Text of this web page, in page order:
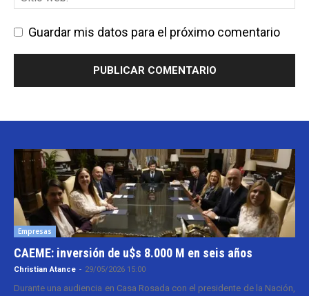
Guardar mis datos para el próximo comentario
Empresas
CAEME: inversión de u$s 8.000 M en seis años
Christian Atance - 29/05/2026 15:00
Durante una audiencia en Casa Rosada con el presidente de la Nación,